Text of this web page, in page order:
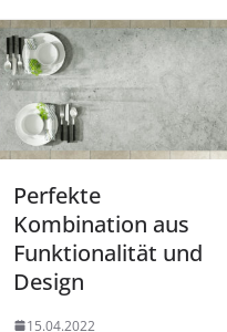
Perfekte
Kombination aus
Funktionalität und
Design
15.04.2022